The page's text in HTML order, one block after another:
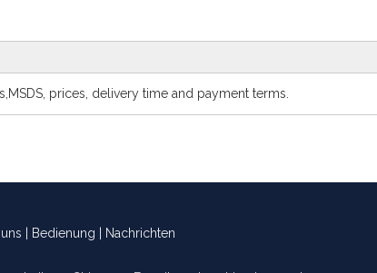
prices, delivery time and payment terms.
Bedienung Nachrichten